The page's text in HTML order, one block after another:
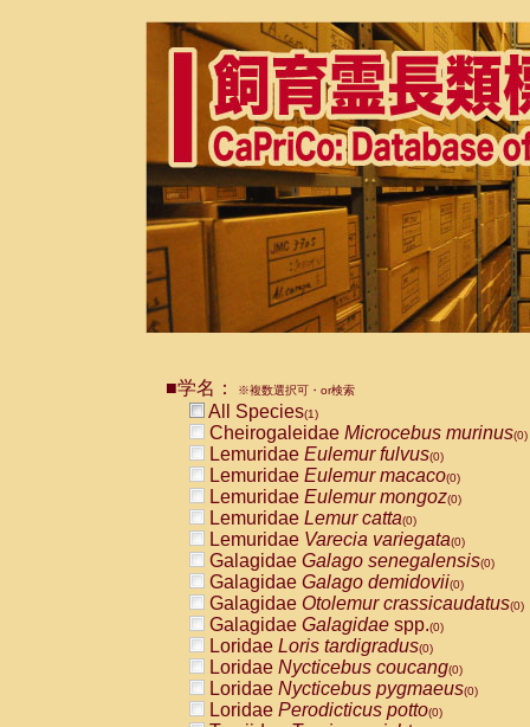
■学名： ※複数選択可・or検索
All Species(1)
Cheirogaleidae Microcebus murinus(0)
Lemuridae Eulemur fulvus(0)
Lemuridae Eulemur macaco(0)
Lemuridae Eulemur mongoz(0)
Lemuridae Lemur catta(0)
Lemuridae Varecia variegata(0)
Galagidae Galago senegalensis(0)
Galagidae Galago demidovii(0)
Galagidae Otolemur crassicaudatus(0)
Galagidae Galagidae spp.(0)
Loridae Loris tardigradus(0)
Loridae Nycticebus coucang(0)
Loridae Nycticebus pygmaeus(0)
Loridae Perodicticus potto(0)